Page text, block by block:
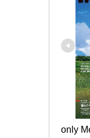
only